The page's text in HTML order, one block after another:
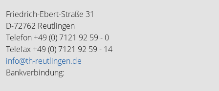
Friedrich-Ebert-Straße 31
D-72762 Reutlingen
Telefon +49 (0) 7121 92 59 - 0
Telefax +49 (0) 7121 92 59 - 14
info@th-reutlingen.de
Bankverbindung: